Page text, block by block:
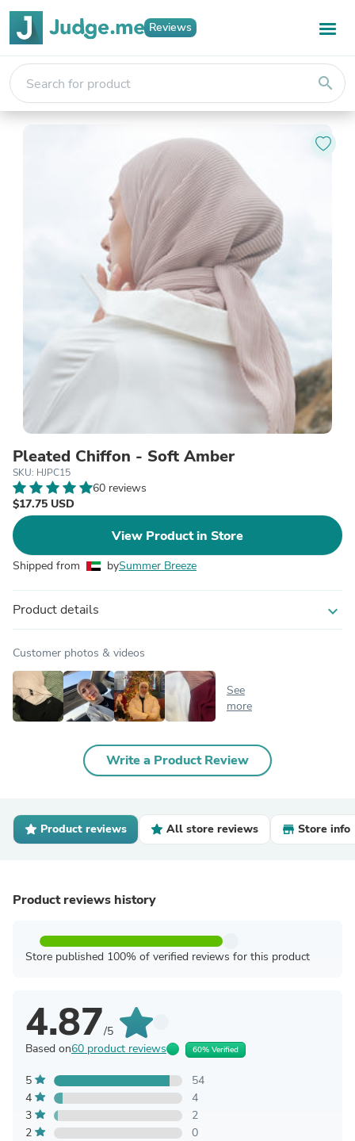
Reviews
search
Pleated Chiffon - Soft Amber
SKU: HJPC15
60 reviews
$17.75 USD
View Product in Store
Shipped from bySummer Breeze
Product details expand_more
Customer photos & videos
See
more
Write a Product Review
Product reviews All store reviews Store info
Product reviews history
Store published 100% of verified reviews for this product
4.87/5
Based on60 product reviews 60% Verified
5
54
4
4
3
2
2
0